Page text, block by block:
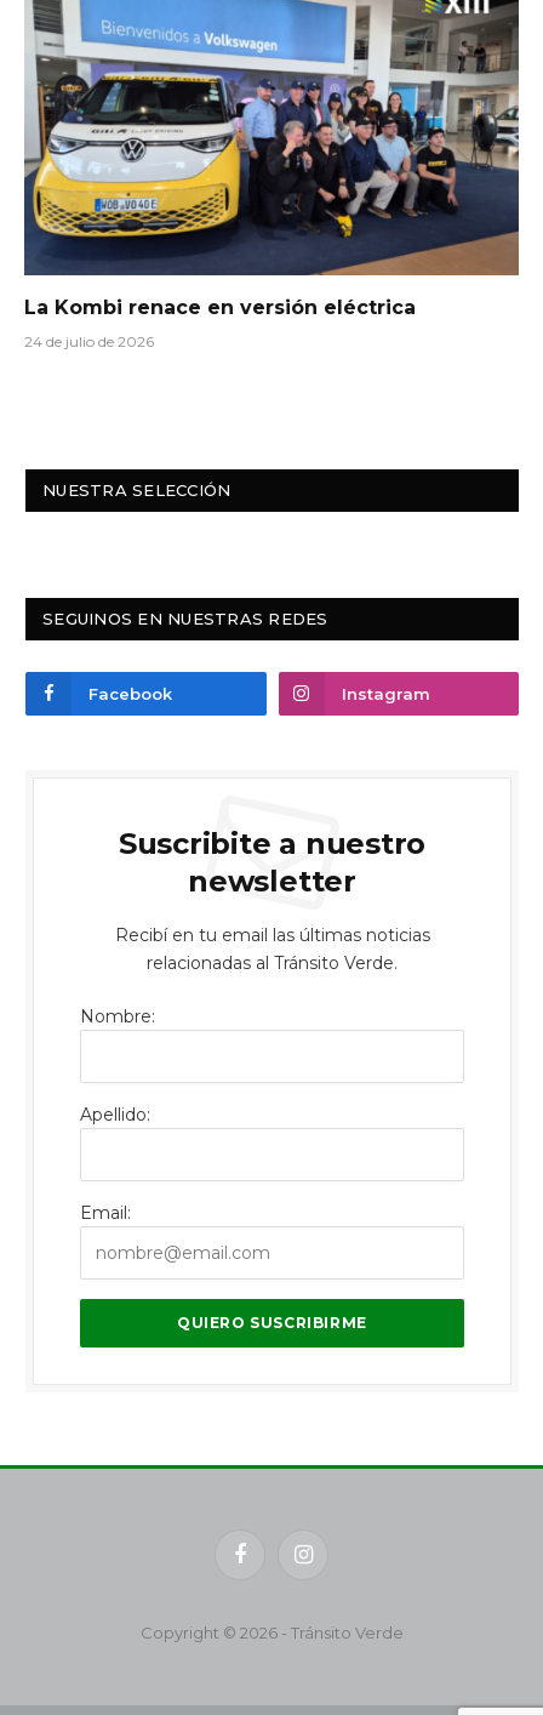
La Kombi renace en versión eléctrica
24 de julio de 2026
NUESTRA SELECCIÓN
SEGUINOS EN NUESTRAS REDES
Facebook Instagram
Suscribite a nuestro
newsletter
Recibí en tu email las últimas noticias
relacionadas al Tránsito Verde.
Nombre:
Apellido:
Email:
FacebookInstagram
Copyright © 2026 - Tránsito Verde